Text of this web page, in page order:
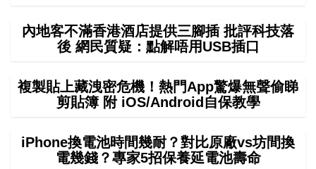
內地客不滿香港酒店提供三腳插 批評科技落
後 網民質疑：點解唔用USB插口
複製貼上藏洩密危機！熱門App驚爆無聲偷睇
剪貼簿 附 iOS/Android自保教學
iPhone換電池時間幾耐？對比原廠vs坊間換
電幾錢？專家5招保養延電池壽命